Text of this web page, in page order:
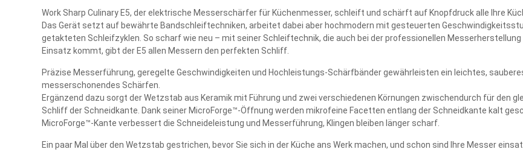
Work Sharp Culinary E5, der elektrische Messerschärfer für Küchenmesser, schleift und schärft auf Knopfdruck alle Ihre
Das Gerät setzt auf bewährte Bandschleiftechniken, arbeitet dabei aber hochmodern mit gesteuerten
getakteten Schleifzyklen. So scharf wie neu – mit seiner Schleiftechnik, die auch bei der professionellen Messerherstellung
Einsatz kommt, gibt der E5 allen Messern den perfekten Schliff.
Präzise Messerführung, geregelte Geschwindigkeiten und Hochleistungs-Schärfbänder gewährleisten ein leichtes,
messerschonendes Schärfen.
Ergänzend dazu sorgt der Wetzstab aus Keramik mit Führung und zwei verschiedenen Körnungen zwischendurch für den
Schliff der Schneidkante. Dank seiner MicroForge™-Öffnung werden mikrofeine Facetten entlang der Schneidkante kalt
MicroForge™-Kante verbessert die Schneideleistung und Messerführung, Klingen bleiben länger scharf.
Ein paar Mal über den Wetzstab gestrichen, bevor Sie sich in der Küche ans Werk machen, und schon sind Ihre Messer